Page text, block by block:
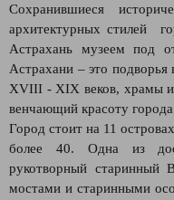
Сохранившиеся
архитектурных стилей
Астрахань музеем под
Астрахани – это
XVIII - XIX веков, храмы и
венчающий красоту
Город стоит на 11
более 40. Одна из
рукотворный
мостами и старинными